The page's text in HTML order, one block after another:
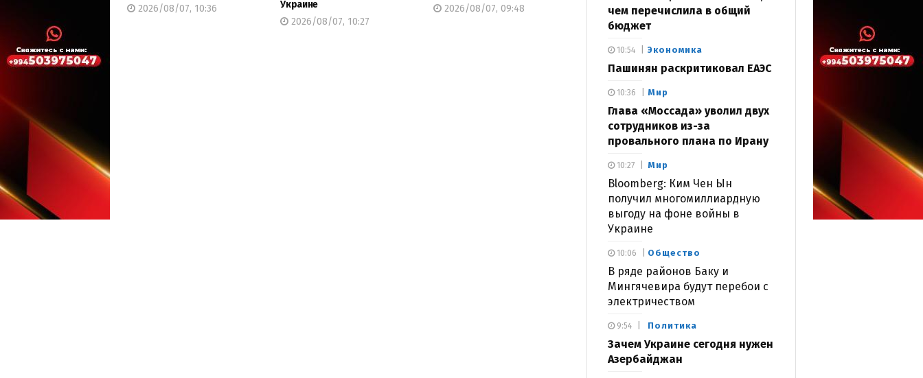
2026/08/07, 10:36
Украине
2026/08/07, 10:27
2026/08/07, 09:48
чем перечислила в общий
бюджет
Экономика
Пашинян раскритиковал ЕАЭС
10:54
Мир
Глава «Моссада» уволил двух
сотрудников из-за
провального плана по Ирану
10:36
Мир
Bloomberg: Ким Чен Ын
получил многомиллиардную
выгоду на фоне войны в
Украине
10:27
Общество
В ряде районов Баку и
Мингячевира будут перебои с
электричеством
10:06
Политика
Зачем Украине сегодня нужен
Азербайджан
9:54